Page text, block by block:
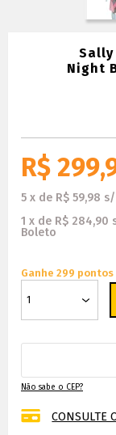
Sally
Night
R$
5 x de R$ 59,98
1 x de R$ 284,90
Boleto
Ganhe 299 pontos
Não sabe o CEP?
CONSULTE